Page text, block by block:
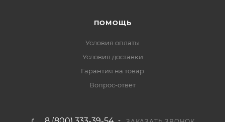
ПОМОЩЬ
Условия оплаты
Условия доставки
Гарантия на товар
Вопрос-ответ